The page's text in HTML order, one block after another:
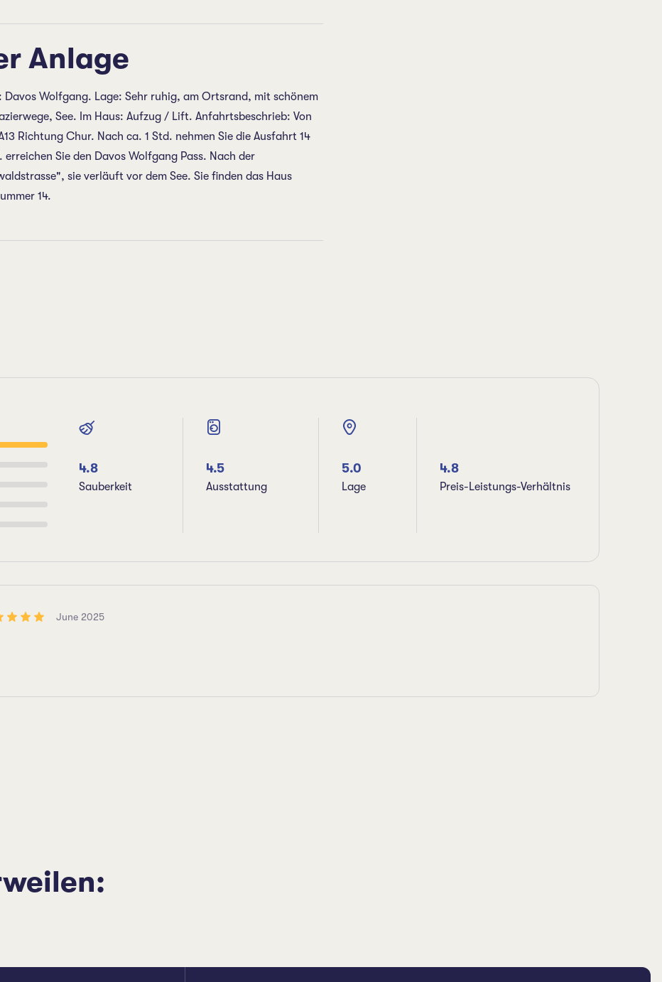
Anlage
Wolfgang. Lage: Sehr ruhig, am Ortsrand, mit schönem
See. Im Haus: Aufzug / Lift. Anfahrtsbeschrieb: Von
Richtung Chur. Nach ca. 1 Std. nehmen Sie die Ausfahrt 14
Sie den Davos Wolfgang Pass. Nach der
sie verläuft vor dem See. Sie finden das Haus
14.
4.8
Sauberkeit
4.5
Ausstattung
5.0
Lage
4.8
Preis-Leistungs-Verhältnis
June 2025